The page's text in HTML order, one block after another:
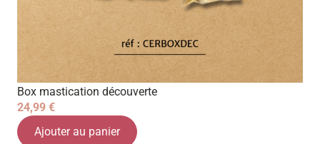
Box mastication découverte
24,99 €
Ajouter au panier